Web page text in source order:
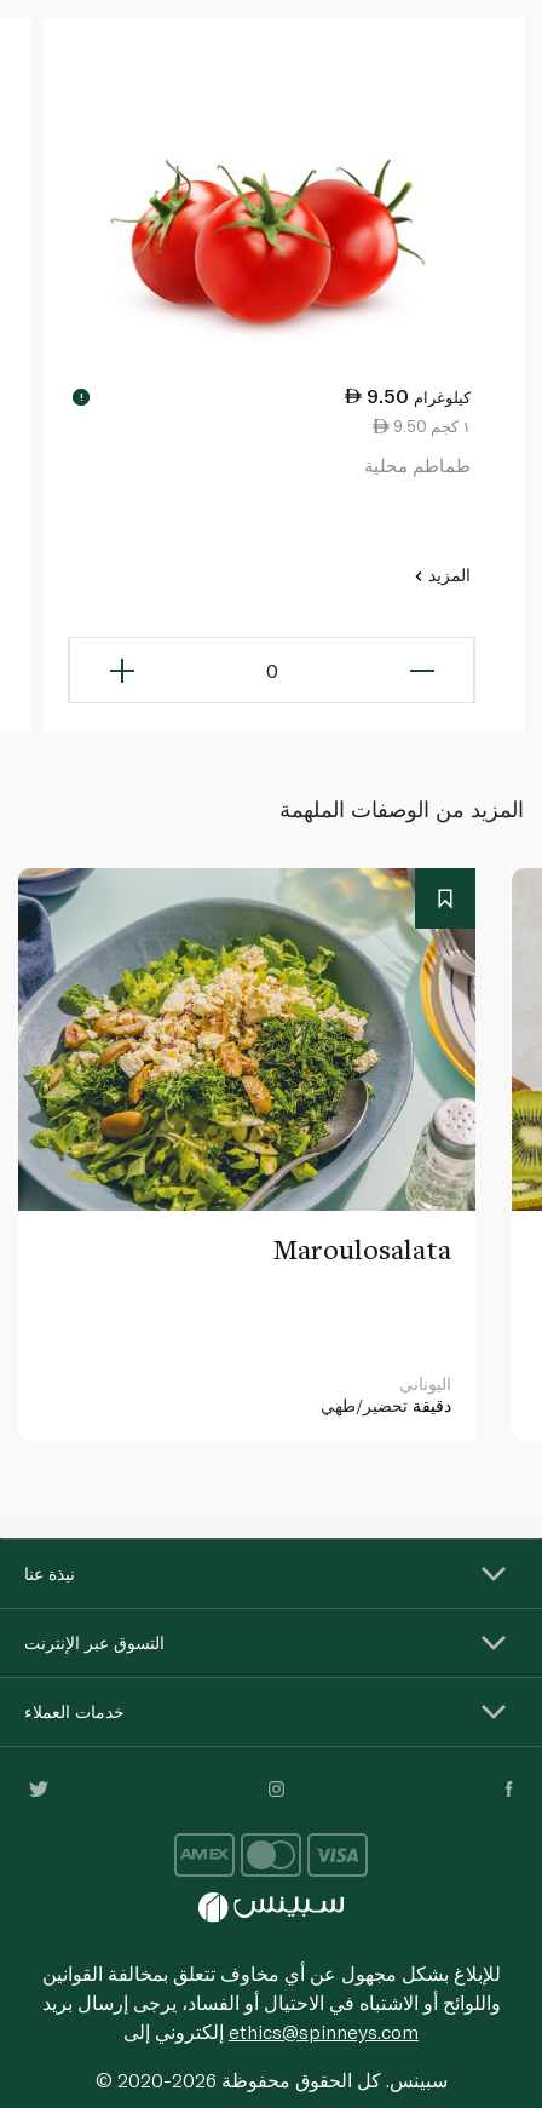
9.50 كيلوغرام !
9.50 ١ كجم
طماطم محلية
المزيد
0
المزيد من الوصفات الملهمة
Maroulosalata
اليوناني
دقيقة تحضير/طهي
نبذة عنا
التسوق عبر الإنترنت
خدمات العملاء
للإبلاغ بشكل مجهول عن أي مخاوف تتعلق بمخالفة القوانين
واللوائح أو الاشتباه في الاحتيال أو الفساد، يرجى إرسال بريد
ethics@spinneys.com
© 2020-2026 سبينس. كل الحقوق محفوظة